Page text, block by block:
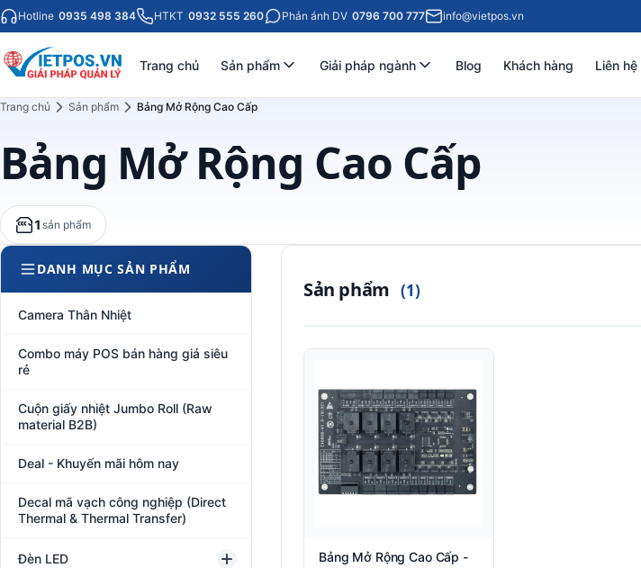
Hotline 0935 498 384 HTKT 0932 555 260 Phản ánh DV 0796 700 777 info@vietpos.vn
Trang chủ Sản phẩm Giải pháp ngành Blog Khách hàng Liên hệ
Trang chủ Sản phẩm Bảng Mở Rộng Cao Cấp
Bảng Mở Rộng Cao Cấp
1 sản phẩm
DANH MỤC SẢN PHẨM
Camera Thân Nhiệt
Combo máy POS bán hàng giá siêu
rẻ
Cuộn giấy nhiệt Jumbo Roll (Raw
material B2B)
Deal - Khuyến mãi hôm nay
Decal mã vạch công nghiệp (Direct
Thermal & Thermal Transfer)
Đèn LED
Sản phẩm (1)
Bảng Mở Rộng Cao Cấp -